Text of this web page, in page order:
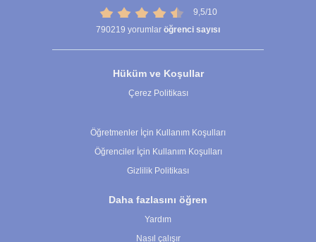
9,5/10
790219 yorumlar öğrenci sayısı
Hüküm ve Koşullar
Çerez Politikası
Öğretmenler İçin Kullanım Koşulları
Öğrenciler İçin Kullanım Koşulları
Gizlilik Politikası
Daha fazlasını öğren
Yardım
Nasıl çalışır